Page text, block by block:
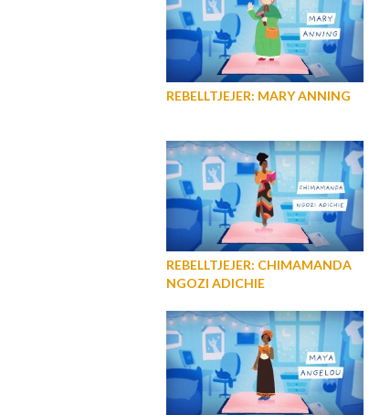
REBELLTJEJER: MARY ANNING
REBELLTJEJER: CHIMAMANDA
NGOZI ADICHIE